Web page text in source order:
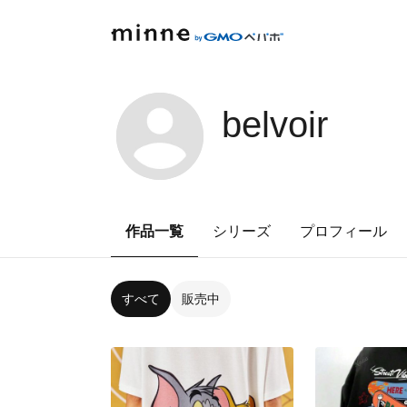
belvoir
作品一覧 シリーズ プロフィール
すべて 販売中